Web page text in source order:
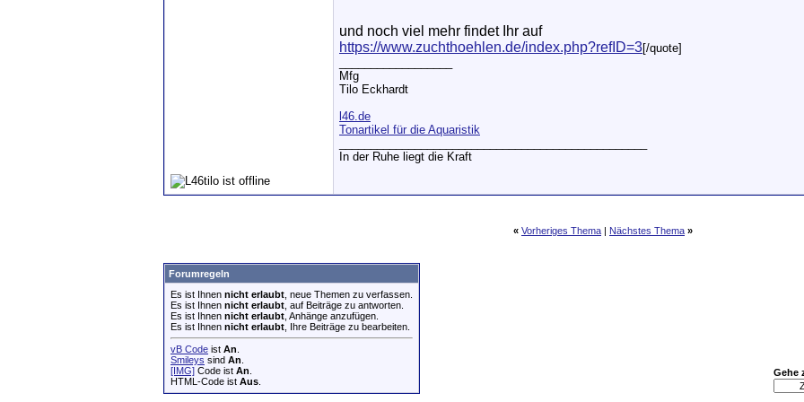
und noch viel mehr findet Ihr auf
https://www.zuchthoehlen.de/index.php?refID=3[/quote]
Mfg
Tilo Eckhardt
l46.de
Tonartikel für die Aquaristik
In der Ruhe liegt die Kraft
« Vorheriges Thema | Nächstes Thema »
Forumregeln
Es ist Ihnen nicht erlaubt , neue Themen zu verfassen.
Es ist Ihnen nicht erlaubt , auf Beiträge zu antworten.
Es ist Ihnen nicht erlaubt , Anhänge anzufügen.
Es ist Ihnen nicht erlaubt , Ihre Beiträge zu bearbeiten.
vB Code ist An
Smileys sind An
[IMG] Code ist An
HTML-Code ist Aus
Gehe